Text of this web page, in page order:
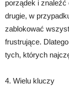
porządek i znaleźć
drugie, w
zablokować
frustrujące.
tych, których
4. Wielu kluczy